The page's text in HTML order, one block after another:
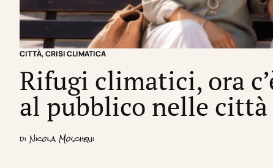
CITTÀ,CRISI CLIMATICA
Rifugi climatici, ora
al pubblico nelle
di Nicola Moscheni